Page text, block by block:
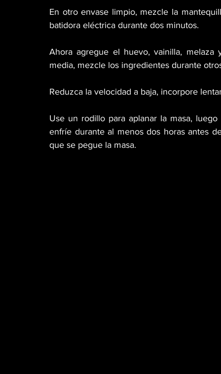
En otro envase limpio, mezcle la
batidora eléctrica durante dos minutos.
Ahora agregue el huevo, vainilla,
media, mezcle los ingredientes durante
Reduzca la velocidad a baja, incorpore
Use un rodillo para aplanar la masa,
enfríe durante al menos dos horas antes
que se pegue la masa.